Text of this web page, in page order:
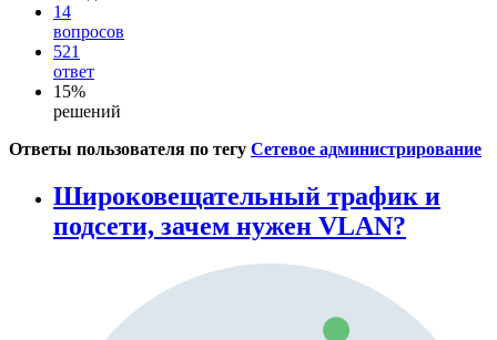
14
вопросов
521
ответ
15%
решений
Ответы пользователя по тегу Сетевое администрирование
Широковещательный трафик и
подсети, зачем нужен VLAN?